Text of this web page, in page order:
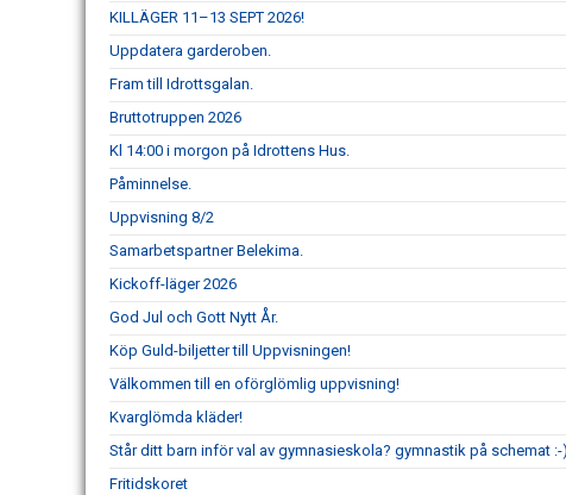
KILLÄGER 11–13 SEPT 2026!
Uppdatera garderoben.
Fram till Idrottsgalan.
Bruttotruppen 2026
Kl 14:00 i morgon på Idrottens Hus.
Påminnelse.
Uppvisning 8/2
Samarbetspartner Belekima.
Kickoff-läger 2026
God Jul och Gott Nytt År.
Köp Guld-biljetter till Uppvisningen!
Välkommen till en oförglömlig uppvisning!
Kvarglömda kläder!
Står ditt barn inför val av gymnasieskola? gymnastik på schemat :-)
Fritidskoret